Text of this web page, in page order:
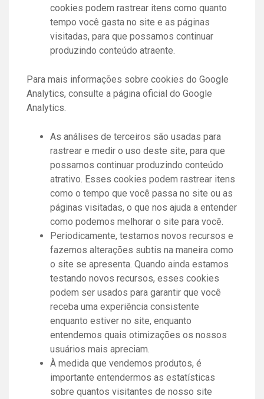
cookies podem rastrear itens como quanto
tempo você gasta no site e as páginas
visitadas, para que possamos continuar
produzindo conteúdo atraente.
Para mais informações sobre cookies do Google
Analytics, consulte a página oficial do Google
Analytics.
As análises de terceiros são usadas para
rastrear e medir o uso deste site, para que
possamos continuar produzindo conteúdo
atrativo. Esses cookies podem rastrear itens
como o tempo que você passa no site ou as
páginas visitadas, o que nos ajuda a entender
como podemos melhorar o site para você.
Periodicamente, testamos novos recursos e
fazemos alterações subtis na maneira como
o site se apresenta. Quando ainda estamos
testando novos recursos, esses cookies
podem ser usados ​​para garantir que você
receba uma experiência consistente
enquanto estiver no site, enquanto
entendemos quais otimizações os nossos
usuários mais apreciam.
À medida que vendemos produtos, é
importante entendermos as estatísticas
sobre quantos visitantes de nosso site